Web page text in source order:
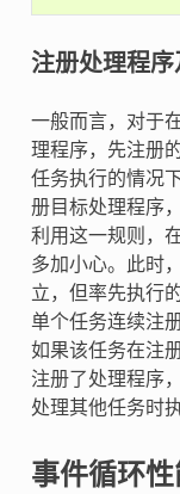
注册处理程
一般而言，对于
理程序，先注册
任务执行的情况
册目标处理程序
利用这一规则，
多加小心。此时
立，但率先执行
单个任务连续注
如果该任务在注
注册了处理程序
处理其他任务时执
事件循环